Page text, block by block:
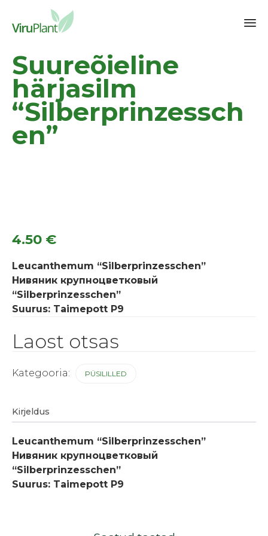
Suureõieline
härjasilm
“Silberprinzessch
en”
4.50 €
Leucanthemum “Silberprinzesschen”
Нивяник крупноцветковый
“Silberprinzesschen”
Suurus: Taimepott P9
Laost otsas
Kategooria: PÜSILILLED
Kirjeldus
Leucanthemum “Silberprinzesschen”
Нивяник крупноцветковый
“Silberprinzesschen”
Suurus: Taimepott P9